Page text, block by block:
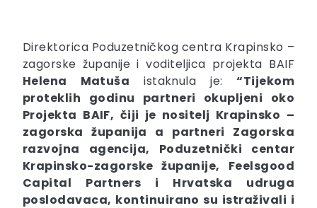
Direktorica Poduzetničkog centra Krapinsko –
zagorske županije i voditeljica projekta BAIF
Helena Matuša istaknula je:“Tijekom
proteklih godinu partneri okupljeni oko
Projekta BAIF, čiji je nositelj Krapinsko –
zagorska županija a partneri Zagorska
razvojna agencija, Poduzetnički centar
Krapinsko-zagorske županije, Feelsgood
Capital Partners i Hrvatska udruga
poslodavaca, kontinuirano su istraživali i